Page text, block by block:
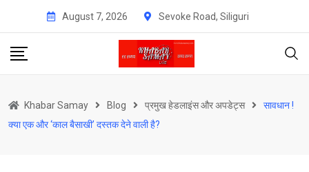
content
August 7, 2026 Sevoke Road, Siliguri
Khabar Samay Blog प्रमुख हेडलाइंस और अपडेट्स
सावधान !
क्या एक और ‘काल बैसाखी’ दस्तक देने वाली है?